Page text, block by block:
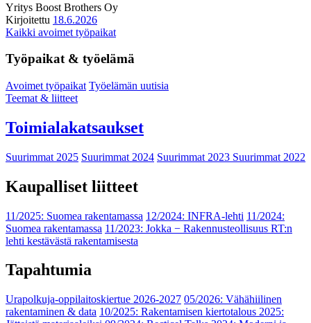
Yritys Boost Brothers Oy
Kirjoitettu 18.6.2026
Kaikki avoimet työpaikat
Työpaikat & työelämä
Avoimet työpaikat Työelämän uutisia
Teemat & liitteet
Toimialakatsaukset
Suurimmat 2025 Suurimmat 2024 Suurimmat 2023 Suurimmat 2022
Kaupalliset liitteet
11/2025: Suomea rakentamassa 12/2024: INFRA-lehti 11/2024:
Suomea rakentamassa 11/2023: Jokka − Rakennusteollisuus RT:n
lehti kestävästä rakentamisesta
Tapahtumia
Urapolkuja-oppilaitoskiertue 2026-2027 05/2026: Vähähiilinen
rakentaminen & data 10/2025: Rakentamisen kiertotalous 2025: